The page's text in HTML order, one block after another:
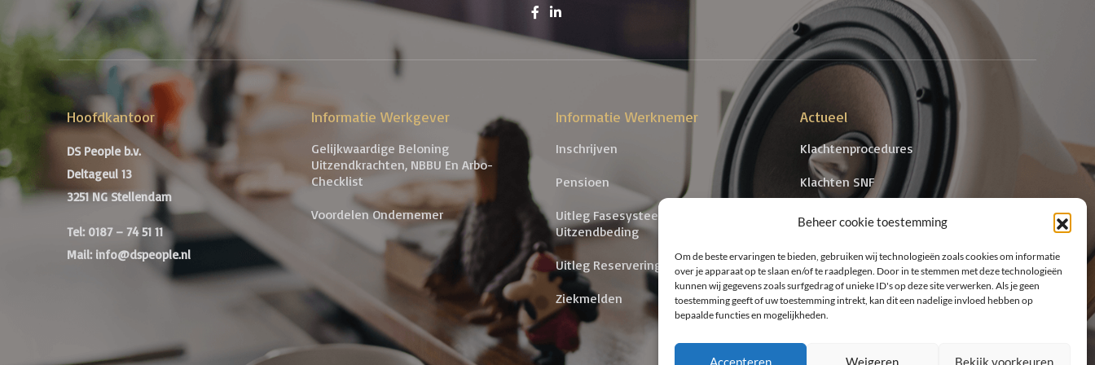
Beheer cookie toestemming
Om de beste ervaringen te bieden, gebruiken wij technologieën zoals cookies om informatie
over je apparaat op te slaan en/of te raadplegen. Door in te stemmen met deze technologieën
kunnen wij gegevens zoals surfgedrag of unieke ID's op deze site verwerken. Als je geen
toestemming geeft of uw toestemming intrekt, kan dit een nadelige invloed hebben op
bepaalde functies en mogelijkheden.
Accepteren Weigeren Bekijk voorkeuren
Hoofdkantoor
DS People b.v.
Deltageul 13
3251 NG Stellendam
Tel: 0187 – 74 51 11
Mail: info@dspeople.nl
Informatie Werkgever
Gelijkwaardige Beloning
Uitzendkrachten, NBBU En Arbo-
Checklist
Voordelen Ondernemer
Informatie Werknemer
Inschrijven
Pensioen
Uitleg Fasesysteem En Contracten Met
Uitzendbeding
Uitleg Reserveringsysteem
Ziekmelden
Actueel
Klachtenprocedures
Klachten SNF
Antidiscriminatiebeleid
Erkend Leerbedrijf